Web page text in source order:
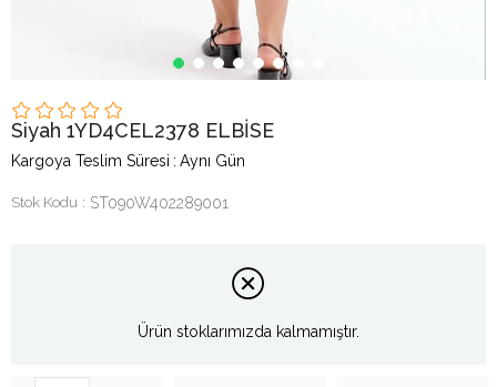
Siyah 1YD4CEL2378 ELBİSE
Kargoya Teslim Süresi : Aynı Gün
Stok Kodu ST090W402289001
Ürün stoklarımızda kalmamıştır.